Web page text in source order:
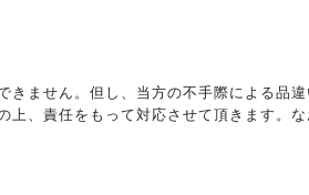
ません。但し、当方の不手際による品
、責任をもって対応させて頂きます。